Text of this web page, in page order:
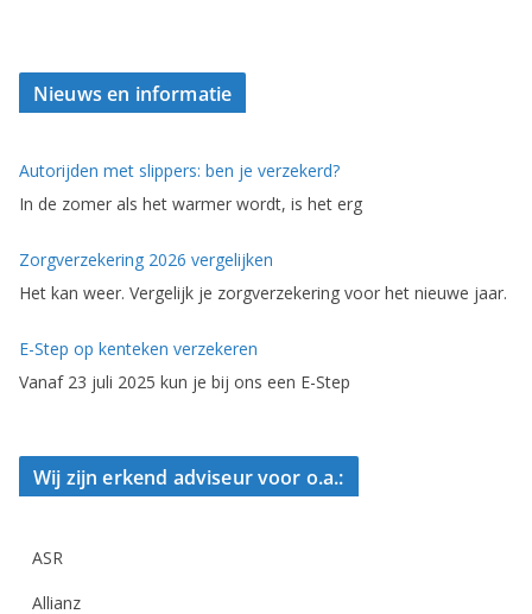
Nieuws en informatie
Autorijden met slippers: ben je verzekerd?
In de zomer als het warmer wordt, is het erg
Zorgverzekering 2026 vergelijken
Het kan weer. Vergelijk je zorgverzekering voor het nieuwe jaar.
E-Step op kenteken verzekeren
Vanaf 23 juli 2025 kun je bij ons een E-Step
Wij zijn erkend adviseur voor o.a.:
ASR
Allianz